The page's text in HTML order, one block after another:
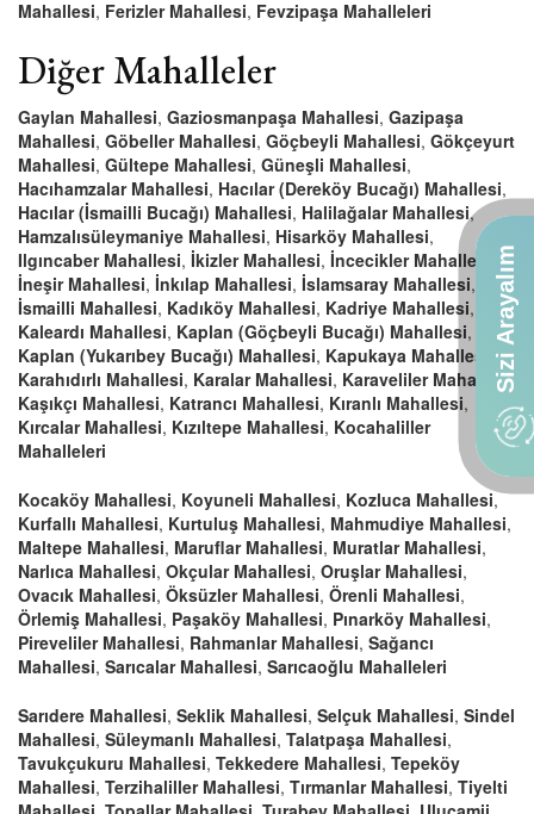
Mahallesi, Ferizler Mahallesi, Fevzipaşa Mahalleleri
Diğer Mahalleler
Gaylan Mahallesi, Gaziosmanpaşa Mahallesi, Gazipaşa
Mahallesi, Göbeller Mahallesi, Göçbeyli Mahallesi, Gökçeyurt
Mahallesi, Gültepe Mahallesi, Güneşli Mahallesi,
Hacıhamzalar Mahallesi, Hacılar (Dereköy Bucağı) Mahallesi,
Hacılar (İsmailli Bucağı) Mahallesi, Halilağalar Mahallesi,
Hamzalısüleymaniye Mahallesi, Hisarköy Mahallesi,
Ilgıncaber Mahallesi, İkizler Mahallesi, İncecikler Mahallesi
İneşir Mahallesi, İnkılap Mahallesi, İslamsaray Mahallesi,
İsmailli Mahallesi, Kadıköy Mahallesi, Kadriye Mahallesi,
Kaleardı Mahallesi, Kaplan (Göçbeyli Bucağı) Mahallesi,
Kaplan (Yukarıbey Bucağı) Mahallesi, Kapukaya Mahallesi
Karahıdırlı Mahallesi, Karalar Mahallesi, Karaveliler Mahallesi,
Kaşıkçı Mahallesi, Katrancı Mahallesi, Kıranlı Mahallesi,
Kırcalar Mahallesi, Kızıltepe Mahallesi, Kocahaliller
Mahalleleri
Kocaköy Mahallesi, Koyuneli Mahallesi, Kozluca Mahallesi,
Kurfallı Mahallesi, Kurtuluş Mahallesi, Mahmudiye Mahallesi,
Maltepe Mahallesi, Maruflar Mahallesi, Muratlar Mahallesi,
Narlıca Mahallesi, Okçular Mahallesi, Oruşlar Mahallesi,
Ovacık Mahallesi, Öksüzler Mahallesi, Örenli Mahallesi,
Örlemiş Mahallesi, Paşaköy Mahallesi, Pınarköy Mahallesi,
Pireveliler Mahallesi, Rahmanlar Mahallesi, Sağancı
Mahallesi, Sarıcalar Mahallesi, Sarıcaoğlu Mahalleleri
Sarıdere Mahallesi, Seklik Mahallesi, Selçuk Mahallesi, Sindel
Mahallesi, Süleymanlı Mahallesi, Talatpaşa Mahallesi,
Tavukçukuru Mahallesi, Tekkedere Mahallesi, Tepeköy
Mahallesi, Terzihaliller Mahallesi, Tırmanlar Mahallesi, Tiyelti
Sizi Arayalım